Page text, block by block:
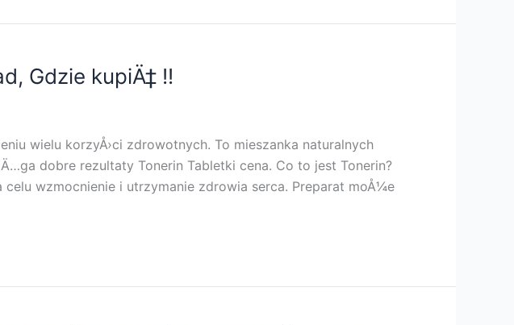
Gdzie kupiÄ‡ !!
wielu korzyÅ›ci zdrowotnych. To mieszanka naturalnych
dobre rezultaty Tonerin Tabletki cena. Co to jest Tonerin?
wzmocnienie i utrzymanie zdrowia serca. Preparat moÅ¼e